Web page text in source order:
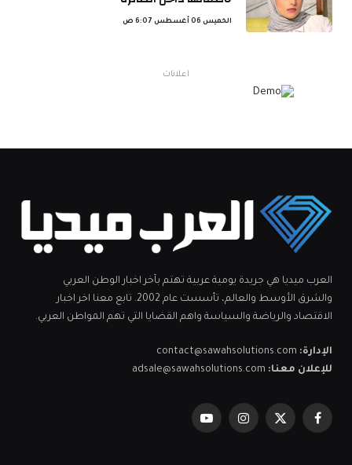
الخميس 06 أغسطس 6:07 ص
اعلانات
العرب ميديا هي جريدة يومية عربية تهتم بآخر اخبار الوطن العربي
والشرق الأوسط والعالم، تأسست عام 2002. تابع معنا اخر اخبار
الاقتصاد والرياضة والسياسة واهم القضايا التي تهم المواطن العربي.
الإدارة: contact@sawahsolutions.com
للإعلان معنا: adsale@sawahsolutions.com
فيسبوكX
الانستغراميوتيوب